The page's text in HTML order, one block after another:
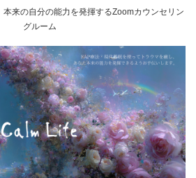
本来の自分の能力を発揮するZoomカウンセリン
グルーム